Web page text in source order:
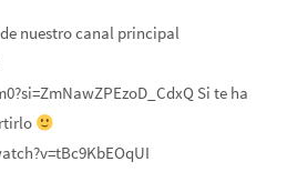
nuestro canal principal
Si te ha